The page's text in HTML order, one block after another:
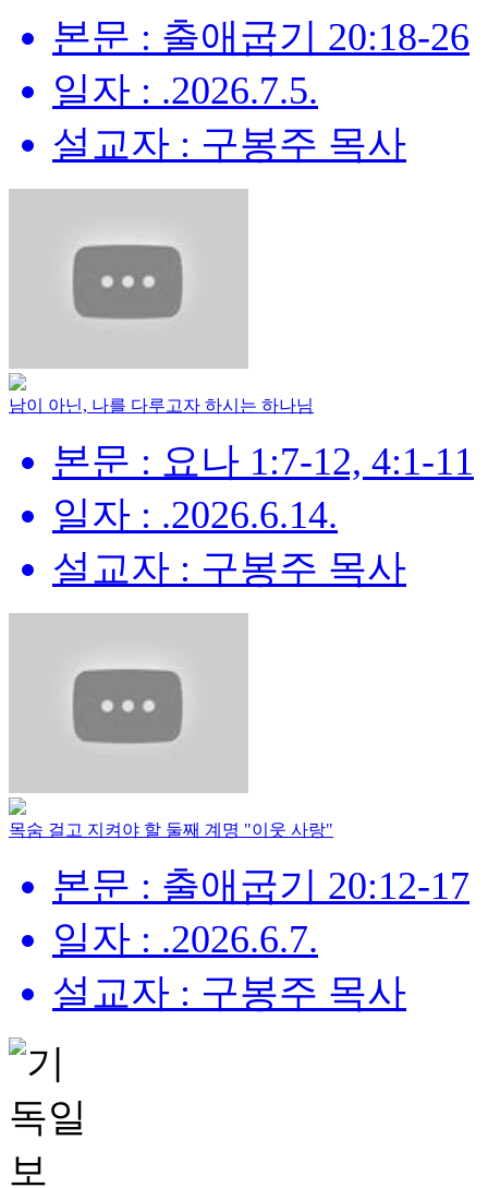
본문 : 출애굽기 20:18-26
일자 : .2026.7.5.
설교자 : 구봉주 목사
남이 아닌, 나를 다루고자 하시는 하나님
본문 : 요나 1:7-12, 4:1-11
일자 : .2026.6.14.
설교자 : 구봉주 목사
목숨 걸고 지켜야 할 둘째 계명 "이웃 사랑"
본문 : 출애굽기 20:12-17
일자 : .2026.6.7.
설교자 : 구봉주 목사